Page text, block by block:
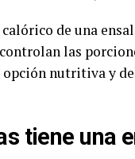
de una
las
opción nutritiva y
tiene una